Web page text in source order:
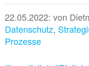
22.05.2022: von
Datenschutz,
Prozesse